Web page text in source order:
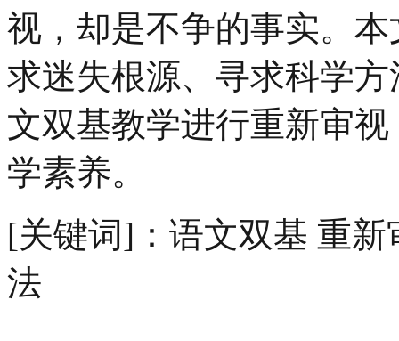
视，却是不争的事实。
求迷失根源、寻求科学
文双基教学进行重新审
学素养。
[关键词]：语文双基 重
法